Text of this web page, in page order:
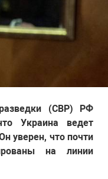
(СВР) РФ
Украина ведет
уверен, что почти
на линии